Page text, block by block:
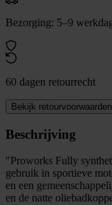
Bezorging: 5–9
60 dagen retourrecht
Bekijk retourvoorwaarden
Beschrijving
"Proworks Fully
gebruik in sportieve
en een
en de natte